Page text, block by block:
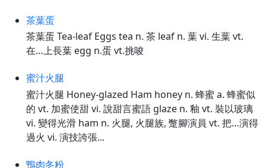
茶葉蛋
茶葉蛋 Tea-leaf Eggs tea n. 茶 leaf n. 葉 vi. 生葉 vt.
在…上長葉 egg n.蛋 vt.挑唆
蜜汁火腿
蜜汁火腿 Honey-glazed Ham honey n. 蜂蜜 a. 蜂蜜似
的 vt. 加蜜使甜 vi. 說甜言蜜語 glaze n. 釉 vt. 裝以玻璃
vi. 變得光滑 ham n. 火腿, 火腿族, 蹩腳演員 vt. 把…演得
過火 vi. 演技誇張...
鴨肉冬粉